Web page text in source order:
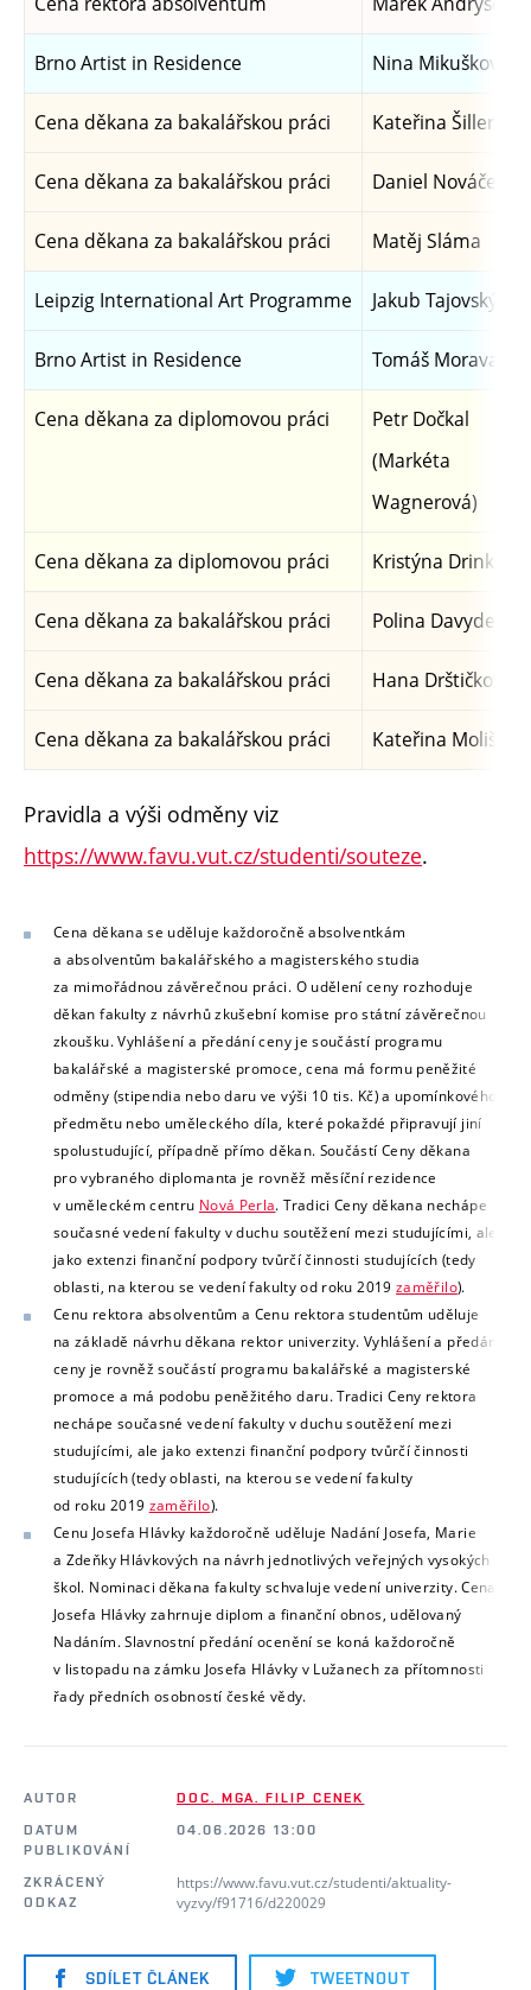
Brno Artist in Residence Nina Mikušková
Cena děkana za bakalářskou práci Kateřina Šillerová
Cena děkana za bakalářskou práci Daniel Nováček
Cena děkana za bakalářskou práci Matěj Sláma
Leipzig International Art Programme Jakub Tajovský
Brno Artist in Residence Tomáš
Cena děkana za diplomovou práci
Petr Dočkal
(Markéta
Wagnerová)
Cena děkana za diplomovou práci Kristýna Drinková
Cena děkana za bakalářskou práci Polina Davydenko
Cena děkana za bakalářskou práci Hana Drštičková
Cena děkana za bakalářskou práci Kateřina Molišová
Pravidla a výši odměny viz
https://www.favu.vut.cz/studenti/souteze.
Cena děkana se uděluje každoročně absolventkám
a absolventům bakalářského a magisterského studia
za mimořádnou závěrečnou práci. O udělení ceny rozhoduje
děkan fakulty z návrhů zkušební komise pro státní závěrečnou
zkoušku. Vyhlášení a předání ceny je součástí programu
bakalářské a magisterské promoce, cena má formu peněžité
odměny (stipendia nebo daru ve výši 10 tis. Kč) a upomínkového
předmětu nebo uměleckého díla, které pokaždé připravují jiní
spolustudující, případně přímo děkan. Součástí Ceny děkana
pro vybraného diplomanta je rovněž měsíční rezidence
v uměleckém centru Nová Perla. Tradici Ceny děkana nechápe
současné vedení fakulty v duchu soutěžení mezi studujícími, ale
jako extenzi finanční podpory tvůrčí činnosti studujících (tedy
oblasti, na kterou se vedení fakulty od roku 2019 zaměřilo).
Cenu rektora absolventům a Cenu rektorastudentům uděluje
na základě návrhu děkana rektor univerzity. Vyhlášení a předání
ceny je rovněž součástí programu bakalářské a magisterské
promoce a má podobu peněžitého daru. Tradici Ceny rektora
nechápe současné vedení fakulty v duchu soutěžení mezi
studujícími, ale jako extenzi finanční podpory tvůrčí činnosti
studujících(tedy oblasti, na kterou se vedení fakulty
od roku 2019 zaměřilo).
Cenu Josefa Hlávky každoročně uděluje Nadání Josefa, Marie
a Zdeňky Hlávkových na návrh jednotlivých veřejných vysokých
škol. Nominaci děkana fakulty schvaluje vedení univerzity.Cena
Josefa Hlávky zahrnuje diplom a finanční obnos, udělovaný
Nadáním. Slavnostní předání ocenění se koná každoročně
v listopadu na zámku Josefa Hlávky v Lužanech za přítomnosti
řady předních osobností české vědy.
AUTOR
DOC. MGA. FILIP CENEK
DATUM
PUBLIKOVÁNÍ
04.06.2026 13:00
ZKRÁCENÝ
ODKAZ
https://www.favu.vut.cz/studenti/aktuality-
vyzvy/f91716/d220029
SDÍLET ČLÁNEK TWEETNOUT